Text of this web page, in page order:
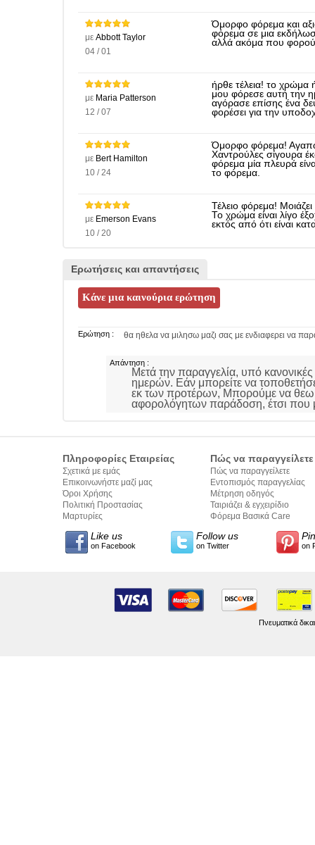
με Abbott Taylor
04 / 01
Όμορφο φόρεμα και
φόρεμα σε μια
αλλά ακόμα που
με Maria Patterson
12 / 07
ήρθε τέλεια! το χρώμα
μου φόρεσε αυτή την
αγόρασε επίσης ένα
φορέσει για την
με Bert Hamilton
10 / 24
Όμορφο φόρεμα!
Χαντρούλες σίγουρα
φόρεμα μία πλευρά
το φόρεμα.
με Emerson Evans
10 / 20
Τέλειο φόρεμα!
Το χρώμα είναι λίγο
εκτός από ότι είναι
Ερωτήσεις και απαντήσεις
Ερώτηση : θα ηθελα να μιλησω μαζι σας με ενδιαφερει να
Απάντηση :
Μετά την παραγγελία, υπό
ημερών. Εάν μπορείτε να
εκ των προτέρων, Μπορούμε να
αφορολόγητων παράδοση, έτσι που
Πληροφορίες Εταιρείας
Σχετικά με εμάς
Επικοινωνήστε μαζί μας
Όροι Χρήσης
Πολιτική Προστασίας
Προσωπικών Δεδομένων
Μαρτυρίες
Πώς να παραγγείλετε
Πώς να παραγγείλετε
Εντοπισμός παραγγελίας
Μέτρηση οδηγός
Ταιριάζει & εγχειρίδιο
σύνταξης κειμένων
Φόρεμα Βασικά Care
Like us
on Facebook
Follow us
on Twitter on
Πνευματικά